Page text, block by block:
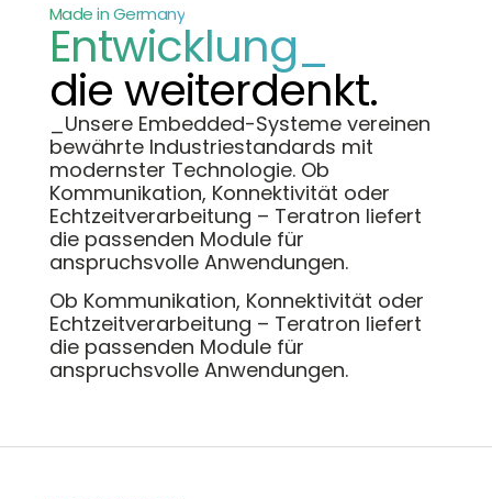
Made in Germany
Entwicklung_
die weiterdenkt.
_Unsere Embedded-Systeme vereinen
bewährte Industriestandards mit
modernster Technologie. Ob
Kommunikation, Konnektivität oder
Echtzeitverarbeitung – Teratron liefert
die passenden Module für
anspruchsvolle Anwendungen.
Ob Kommunikation, Konnektivität oder
Echtzeitverarbeitung – Teratron liefert
die passenden Module für
anspruchsvolle Anwendungen.